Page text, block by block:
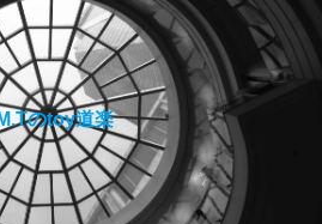
のtoy道楽